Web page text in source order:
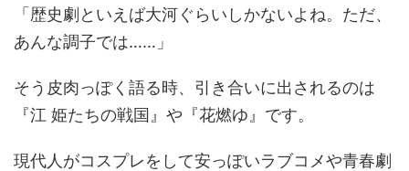
「歴史劇といえば大河ぐらいしかないよね。ただ、
あんな調子では……」
そう皮肉っぽく語る時、引き合いに出されるのは
『江 姫たちの戦国』や『花燃ゆ』です。
現代人がコスプレをして安っぽいラブコメや青春劇